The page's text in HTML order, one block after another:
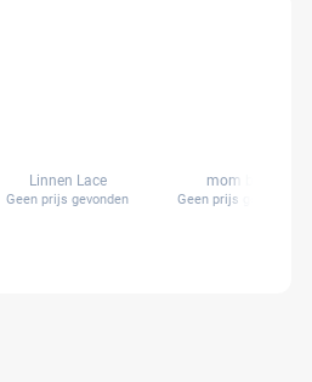
Linnen Lace
Geen prijs gevonden
mom bag
Geen prijs gevonden